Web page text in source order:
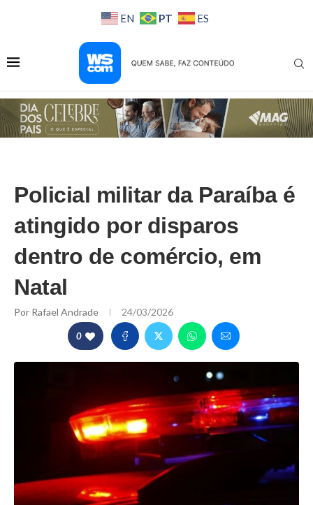
EN PT ES
Policial militar da Paraíba é
atingido por disparos
dentro de comércio, em
Natal
Por Rafael Andrade 24/03/2026
0